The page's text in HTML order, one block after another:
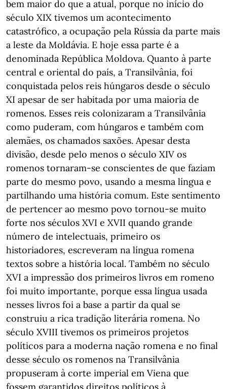
bem maior do que a atual, porque no início do
século XIX tivemos um acontecimento
catastrófico, a ocupação pela Rússia da parte mais
a leste da Moldávia. E hoje essa parte é a
denominada República Moldova. Quanto à parte
central e oriental do país, a Transilvânia, foi
conquistada pelos reis húngaros desde o século
XI apesar de ser habitada por uma maioria de
romenos. Esses reis colonizaram a Transilvânia
como puderam, com húngaros e também com
alemães, os chamados saxões. Apesar desta
divisão, desde pelo menos o século XIV os
romenos tornaram-se conscientes de que faziam
parte do mesmo povo, usando a mesma língua e
partilhando uma história comum. Este sentimento
de pertencer ao mesmo povo tornou-se muito
forte nos séculos XVI e XVII quando grande
número de intelectuais, primeiro os
historiadores, escreveram na língua romena
textos sobre a história local. Também no século
XVI a impressão dos primeiros livros em romeno
foi muito importante, porque essa língua usada
nesses livros foi a base a partir da qual se
construiu a rica tradição literária romena. No
século XVIII tivemos os primeiros projetos
políticos para a moderna nação romena e no final
desse século os romenos na Transilvânia
propuseram à corte imperial em Viena que